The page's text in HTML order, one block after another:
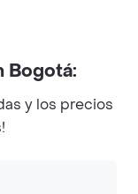
tenemos
Bogotá:
y los precios